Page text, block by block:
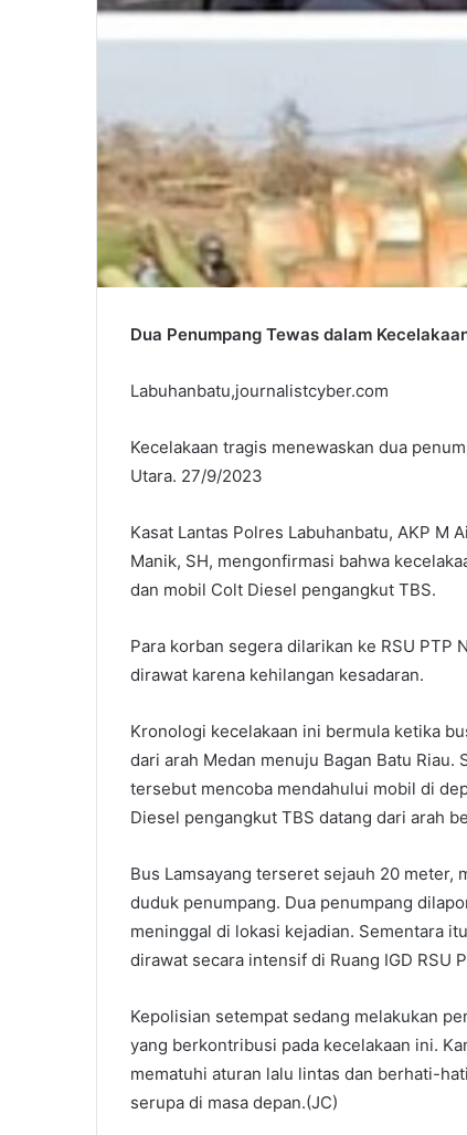
Dua Penumpang Tewas dalam
Labuhanbatu,journalistcyber.com
Kecelakaan tragis menewaskan dua
Utara. 27/9/2023
Kasat Lantas Polres Labuhanbatu, AKP M
Manik, SH, mengonfirmasi bahwa
dan mobil Colt Diesel pengangkut TBS.
Para korban segera dilarikan ke RSU PTP
dirawat karena kehilangan kesadaran.
Kronologi kecelakaan ini bermula ketika
dari arah Medan menuju Bagan Batu
tersebut mencoba mendahului mobil di
Diesel pengangkut TBS datang dari arah
Bus Lamsayang terseret sejauh 20 meter,
duduk penumpang. Dua penumpang
meninggal di lokasi kejadian. Sementara
dirawat secara intensif di Ruang IGD RSU
Kepolisian setempat sedang melakukan
yang berkontribusi pada kecelakaan ini.
mematuhi aturan lalu lintas dan berhati-
serupa di masa depan.(JC)